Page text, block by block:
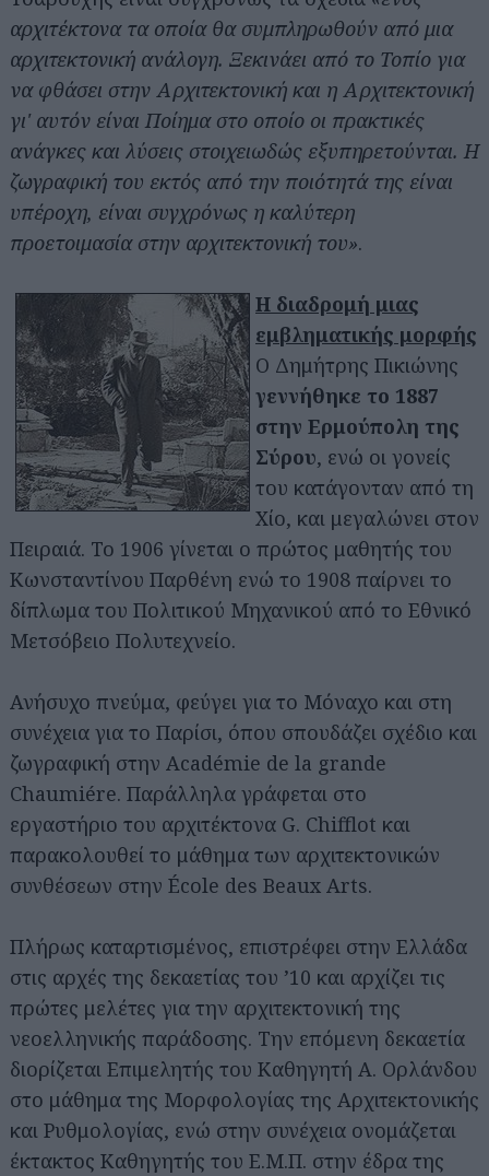
αρχιτέκτονα τα οποία θα συμπληρωθούν από μια
αρχιτεκτονική ανάλογη. Ξεκινάει από το Τοπίο για
να φθάσει στην Αρχιτεκτονική και η Αρχιτεκτονική
γι' αυτόν είναι Ποίημα στο οποίο οι πρακτικές
ανάγκες και λύσεις στοιχειωδώς εξυπηρετούνται. Η
ζωγραφική του εκτός από την ποιότητά της είναι
υπέροχη, είναι συγχρόνως η καλύτερη
προετοιμασία στην αρχιτεκτονική του».
Η διαδρομή μιας
εμβληματικής μορφής
Ο Δημήτρης Πικιώνης
γεννήθηκε το 1887
στην Ερμούπολη της
Σύρου, ενώ οι γονείς
του κατάγονταν από τη
Χίο, και μεγαλώνει στον
Πειραιά. Το 1906 γίνεται ο πρώτος μαθητής του
Κωνσταντίνου Παρθένη ενώ το 1908 παίρνει το
δίπλωμα του Πολιτικού Μηχανικού από το Εθνικό
Μετσόβειο Πολυτεχνείο.
Ανήσυχο πνεύμα, φεύγει για το Μόναχο και στη
συνέχεια για το Παρίσι, όπου σπουδάζει σχέδιο και
ζωγραφική στην Académie de la grande
Chaumiére. Παράλληλα γράφεται στο
εργαστήριο του αρχιτέκτονα G. Chifflot και
παρακολουθεί το μάθημα των αρχιτεκτονικών
συνθέσεων στην École des Beaux Arts.
Πλήρως καταρτισμένος, επιστρέφει στην Ελλάδα
στις αρχές της δεκαετίας του ’10 και αρχίζει τις
πρώτες μελέτες για την αρχιτεκτονική της
νεοελληνικής παράδοσης. Την επόμενη δεκαετία
διορίζεται Επιμελητής του Καθηγητή Α. Ορλάνδου
στο μάθημα της Μορφολογίας της Αρχιτεκτονικής
και Ρυθμολογίας, ενώ στην συνέχεια ονομάζεται
έκτακτος Καθηγητής του Ε.Μ.Π. στην έδρα της